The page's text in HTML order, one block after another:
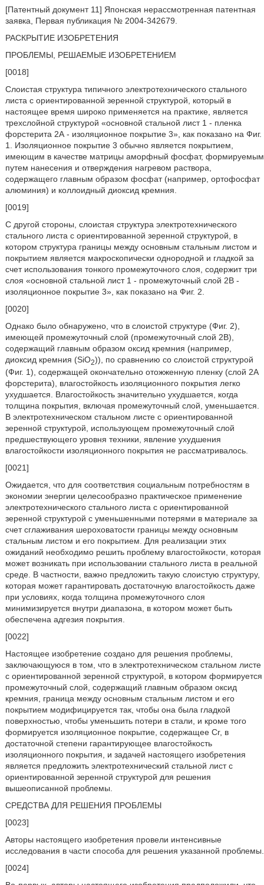
[Патентный документ 11] Японская нерассмотренная патентная
заявка, Первая публикация № 2004-342679.
РАСКРЫТИЕ ИЗОБРЕТЕНИЯ
ПРОБЛЕМЫ, РЕШАЕМЫЕ ИЗОБРЕТЕНИЕМ
[0018]
Слоистая структура типичного электротехнического стального
листа с ориентированной зеренной структурой, который в
настоящее время широко применяется на практике, является
трехслойной структурой «основной стальной лист 1 - пленка
форстерита 2А - изоляционное покрытие 3», как показано на Фиг.
1. Изоляционное покрытие 3 обычно является покрытием,
имеющим в качестве матрицы аморфный фосфат, формируемым
путем нанесения и отверждения нагревом раствора,
содержащего главным образом фосфат (например, ортофосфат
алюминия) и коллоидный диоксид кремния.
[0019]
С другой стороны, слоистая структура электротехнического
стального листа с ориентированной зеренной структурой, в
котором структура границы между основным стальным листом и
покрытием является макроскопически однородной и гладкой за
счет использования тонкого промежуточного слоя, содержит три
слоя «основной стальной лист 1 - промежуточный слой 2B -
изоляционное покрытие 3», как показано на Фиг. 2.
[0020]
Однако было обнаружено, что в слоистой структуре (Фиг. 2),
имеющей промежуточный слой (промежуточный слой 2В),
содержащий главным образом оксид кремния (например,
диоксид кремния (SiO2)), по сравнению со слоистой структурой
(Фиг. 1), содержащей окончательно отожженную пленку (слой 2А
форстерита), влагостойкость изоляционного покрытия легко
ухудшается. Влагостойкость значительно ухудшается, когда
толщина покрытия, включая промежуточный слой, уменьшается.
В электротехническом стальном листе с ориентированной
зеренной структурой, использующем промежуточный слой
предшествующего уровня техники, явление ухудшения
влагостойкости изоляционного покрытия не рассматривалось.
[0021]
Ожидается, что для соответствия социальным потребностям в
экономии энергии целесообразно практическое применение
электротехнического стального листа с ориентированной
зеренной структурой с уменьшенными потерями в материале за
счет сглаживания шероховатости границы между основным
стальным листом и его покрытием. Для реализации этих
ожиданий необходимо решить проблему влагостойкости, которая
может возникать при использовании стального листа в реальной
среде. В частности, важно предложить такую слоистую структуру,
которая может гарантировать достаточную влагостойкость даже
при условиях, когда толщина промежуточного слоя
минимизируется внутри диапазона, в котором может быть
обеспечена адгезия покрытия.
[0022]
Настоящее изобретение создано для решения проблемы,
заключающуюся в том, что в электротехническом стальном листе
с ориентированной зеренной структурой, в котором формируется
промежуточный слой, содержащий главным образом оксид
кремния, граница между основным стальным листом и его
покрытием модифицируется так, чтобы она была гладкой
поверхностью, чтобы уменьшить потери в стали, и кроме того
формируется изоляционное покрытие, содержащее Cr, в
достаточной степени гарантирующее влагостойкость
изоляционного покрытия, и задачей настоящего изобретения
является предложить электротехнический стальной лист с
ориентированной зеренной структурой для решения
вышеописанной проблемы.
СРЕДСТВА ДЛЯ РЕШЕНИЯ ПРОБЛЕМЫ
[0023]
Авторы настоящего изобретения провели интенсивные
исследования в части способа для решения указанной проблемы.
[0024]